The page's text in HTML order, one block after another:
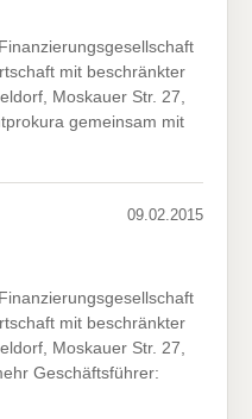
mit beschränkter
Moskauer Str. 27,
gemeinsam mit
09.02.2015
mit beschränkter
Moskauer Str. 27,
Geschäftsführer: